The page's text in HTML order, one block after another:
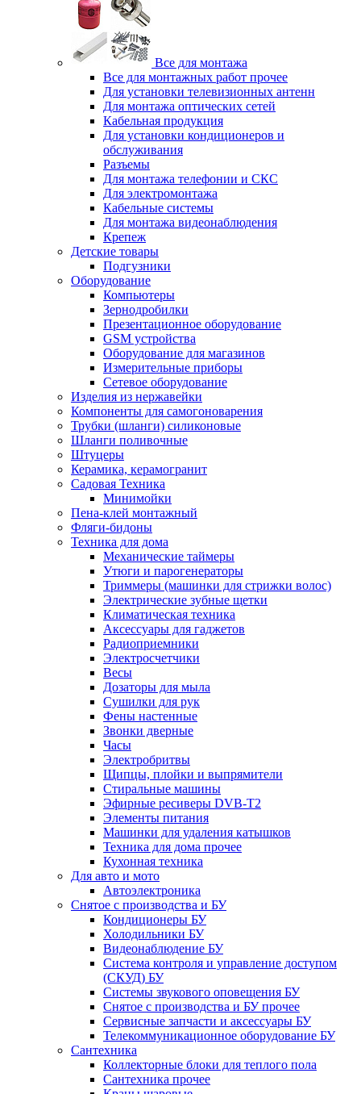
Все для монтажа
Все для монтажных работ прочее
Для установки телевизионных антенн
Для монтажа оптических сетей
Кабельная продукция
Для установки кондиционеров и
обслуживания
Разъемы
Для монтажа телефонии и СКС
Для электромонтажа
Кабельные системы
Для монтажа видеонаблюдения
Крепеж
Детские товары
Подгузники
Оборудование
Компьютеры
Зернодробилки
Презентационное оборудование
GSM устройства
Оборудование для магазинов
Измерительные приборы
Сетевое оборудование
Изделия из нержавейки
Компоненты для самогоноварения
Трубки (шланги) силиконовые
Шланги поливочные
Штуцеры
Керамика, керамогранит
Садовая Техника
Минимойки
Пена-клей монтажный
Фляги-бидоны
Техника для дома
Механические таймеры
Утюги и парогенераторы
Триммеры (машинки для стрижки волос)
Электрические зубные щетки
Климатическая техника
Аксессуары для гаджетов
Радиоприемники
Электросчетчики
Весы
Дозаторы для мыла
Сушилки для рук
Фены настенные
Звонки дверные
Часы
Электробритвы
Щипцы, плойки и выпрямители
Стиральные машины
Эфирные ресиверы DVB-T2
Элементы питания
Машинки для удаления катышков
Техника для дома прочее
Кухонная техника
Для авто и мото
Автоэлектроника
Снятое с производства и БУ
Кондиционеры БУ
Холодильники БУ
Видеонаблюдение БУ
Система контроля и управление доступом
(СКУД) БУ
Системы звукового оповещения БУ
Снятое с производства и БУ прочее
Сервисные запчасти и аксессуары БУ
Телекоммуникационное оборудование БУ
Сантехника
Коллекторные блоки для теплого пола
Сантехника прочее